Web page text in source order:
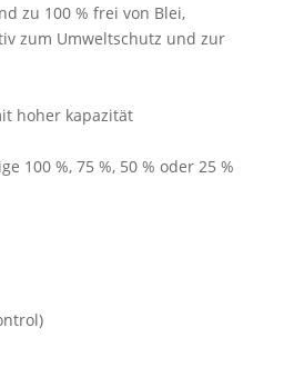
zu 100 % frei von Blei,
zum Umweltschutz und zur
hoher kapazität
100 %, 75 %, 50 % oder 25 %